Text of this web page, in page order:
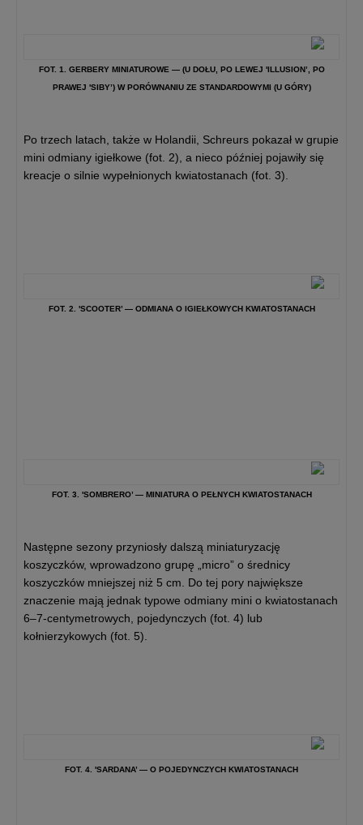
FOT. 1. GERBERY MINIATUROWE — (U DOŁU, PO LEWEJ 'ILLUSION’, PO
PRAWEJ 'SIBY’) W PORÓWNANIU ZE STANDARDOWYMI (U GÓRY)
Po trzech latach, także w Holandii, Schreurs pokazał w grupie
mini odmiany igiełkowe (fot. 2), a nieco później pojawiły się
kreacje o silnie wypełnionych kwiatostanach (fot. 3).
FOT. 2. 'SCOOTER’ — ODMIANA O IGIEŁKOWYCH KWIATOSTANACH
FOT. 3. 'SOMBRERO’ — MINIATURA O PEŁNYCH KWIATOSTANACH
Następne sezony przyniosły dalszą miniaturyzację
koszyczków, wprowadzono grupę „micro” o średnicy
koszyczków mniejszej niż 5 cm. Do tej pory największe
znaczenie mają jednak typowe odmiany mini o kwiatostanach
6–7-centymetrowych, pojedynczych (fot. 4) lub
kołnierzykowych (fot. 5).
FOT. 4. 'SARDANA’ — O POJEDYNCZYCH KWIATOSTANACH